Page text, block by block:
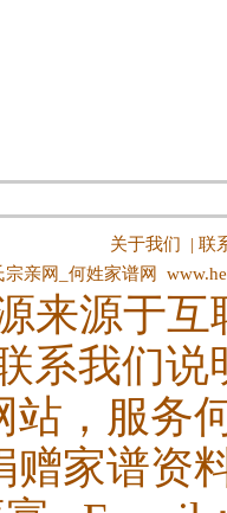
关于我们 |联
宗亲网_何姓家谱网
来源于
系我们
站，服务
赠家谱资